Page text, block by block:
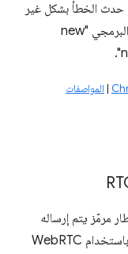
حدث الخطأ بشكل غير
متزامن بدلاً من عرض استثناء عند تشغيل النص البرمجي "new
|المواصفات
مرمّز يتم إرساله
وعرضه باستخدام WebRTC